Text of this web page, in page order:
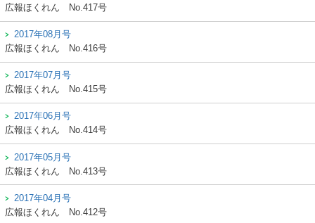
広報ほくれん
No.417号
2017年08月号
広報ほくれん
No.416号
2017年07月号
広報ほくれん
No.415号
2017年06月号
広報ほくれん
No.414号
2017年05月号
広報ほくれん
No.413号
2017年04月号
広報ほくれん
No.412号